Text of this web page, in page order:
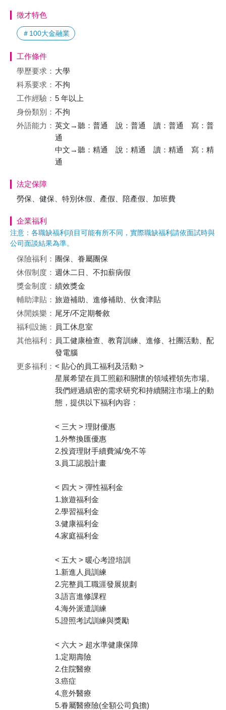
徵才特色
＃100大金融業
工作條件
學歷要求： 大學
科系要求： 不拘
工作經驗： 5 年以上
身份類別： 不拘
外語能力： 英文→聽：普通 說：普通 讀：普通 寫：普
通
中文→聽：精通 說：精通 讀：精通 寫：精
通
法定保障
勞保、健保、特別休假、產假、陪產假、加班費
企業福利
注意：各職缺福利項目可能有所不同，實際職缺福利請依面試時與
公司面談結果為準。
保險福利： 團保、眷屬團保
休假制度： 週休二日、不扣薪病假
獎金制度： 績效獎金
輔助津貼： 旅遊補助、進修補助、伙食津貼
休閒娛樂： 尾牙/不定期餐敘
福利設施： 員工休息室
其他福利： 員工健康檢查、教育訓練、進修、社團活動、配
發電腦
更多福利： < 貼心的員工福利及活動 >
星展希望在員工照顧和關懷的領域裡領先市場。
我們經過縝密的需求研究和持續關注市場上的動
態，提供以下福利內容：
< 三大 > 理財優惠
1.外幣換匯優惠
2.投資理財手續費減/免不等
3.員工認股計畫
< 四大 > 彈性福利金
1.旅遊福利金
2.學習福利金
3.健康福利金
4.家庭福利金
< 五大 > 暖心考證培訓
1.新進人員訓練
2.完整員工職涯發展規劃
3.語言進修課程
4.海外派遣訓練
5.證照考試訓練與獎勵
< 六大 > 超水準健康保障
1.定期壽險
2.住院醫療
3.癌症
4.意外醫療
5.眷屬醫療險(全額公司負擔)